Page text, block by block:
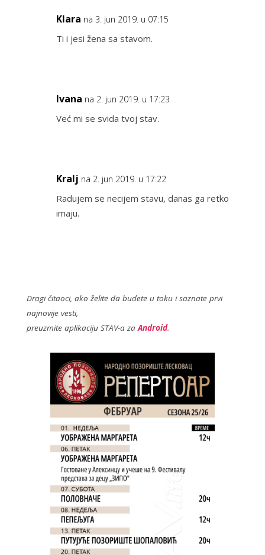
Klara na 3. jun 2019. u 07:15
Ti i jesi žena sa stavom.
Ivana na 2. jun 2019. u 17:23
Već mi se svida tvoj stav.
Kralj na 2. jun 2019. u 17:22
Radujem se necijem stavu, danas ga retko
imaju.
Dragi čitaoci, ako želite da budete u toku i saznate prvi
najnovije vesti,
preuzmite aplikaciju STAV-a zaAndroid.